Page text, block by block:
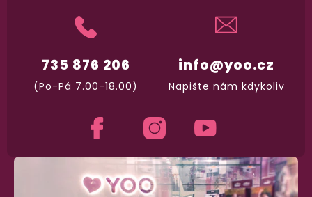
info@yoo.cz
Napište nám kdykoliv
735 876 206
(Po-Pá 7.00-18.00)